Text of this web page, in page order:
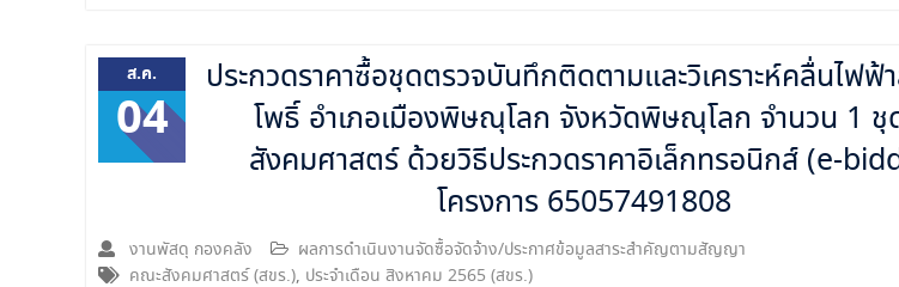
ส.ค.
04
ประกวดราคาซื้อชุดตรวจบันทึกติดตามและวิเคราะห์คลื่นไฟฟ้
โพธิ์ อำเภอเมืองพิษณุโลก จังหวัดพิษณุโลก จำนวน 1
สังคมศาสตร์ ด้วยวิธีประกวดราคาอิเล็กทรอนิกส์ (e-
โครงการ 65057491808
งานพัสดุ กองคลัง
ผลการดำเนินงานจัดซื้อจัดจ้าง/ประกาศข้อมูลสาระสำคัญตามสัญญา
คณะสังคมศาสตร์ (สขร.), ประจำเดือน สิงหาคม 2565 (สขร.)